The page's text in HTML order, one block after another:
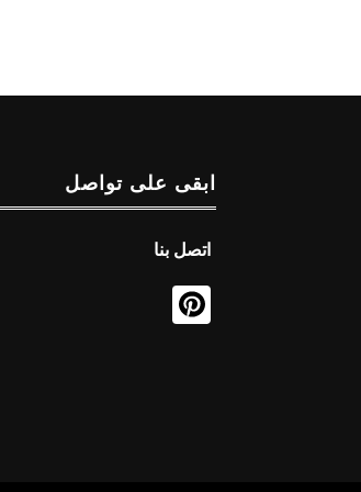
ابقى على تواصل
اتصل بنا